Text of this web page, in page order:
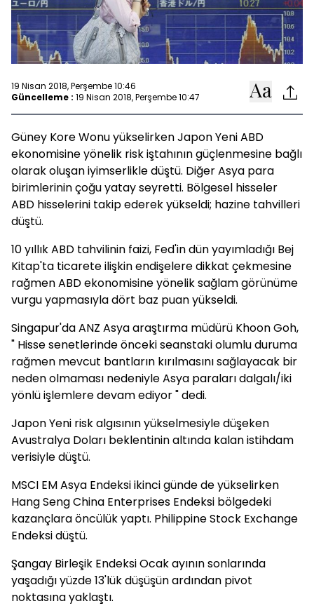
19 Nisan 2018, Perşembe 10:46
Güncelleme : 19 Nisan 2018, Perşembe 10:47
Güney Kore Wonu yükselirken Japon Yeni ABD
ekonomisine yönelik risk iştahının güçlenmesine bağlı
olarak oluşan iyimserlikle düştü. Diğer Asya para
birimlerinin çoğu yatay seyretti. Bölgesel hisseler
ABD hisselerini takip ederek yükseldi; hazine tahvilleri
düştü.
10 yıllık ABD tahvilinin faizi, Fed'in dün yayımladığı Bej
Kitap'ta ticarete ilişkin endişelere dikkat çekmesine
rağmen ABD ekonomisine yönelik sağlam görünüme
vurgu yapmasıyla dört baz puan yükseldi.
Singapur'da ANZ Asya araştırma müdürü Khoon Goh,
" Hisse senetlerinde önceki seanstaki olumlu duruma
rağmen mevcut bantların kırılmasını sağlayacak bir
neden olmaması nedeniyle Asya paraları dalgalı/iki
yönlü işlemlere devam ediyor " dedi.
Japon Yeni risk algısının yükselmesiyle düşeken
Avustralya Doları beklentinin altında kalan istihdam
verisiyle düştü.
MSCI EM Asya Endeksi ikinci günde de yükselirken
Hang Seng China Enterprises Endeksi bölgedeki
kazançlara öncülük yaptı. Philippine Stock Exchange
Endeksi düştü.
Şangay Birleşik Endeksi Ocak ayının sonlarında
yaşadığı yüzde 13'lük düşüşün ardından pivot
noktasına yaklaştı.